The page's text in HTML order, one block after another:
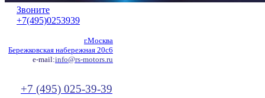
Звоните
+7(495)0253939
г.Москва
Бережковская набережная 20с6
e-mail:info@rs-motors.ru
+7 (495) 025-39-39